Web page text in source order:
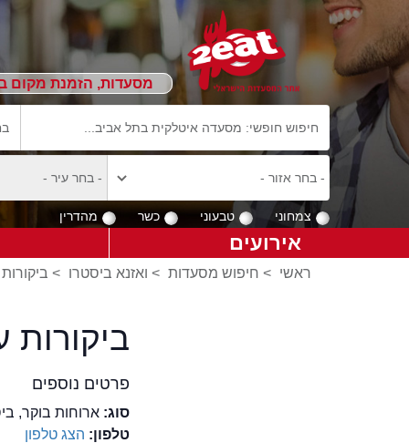
מסעדות, הזמנת מקום
צמחוני טבעוני כשר מהדרין
אירועים
ראשי > חיפוש מסעדות > ואזנא ביסטרו >
פרטים נוספים
סוג:ארוחות בוקר,
טלפון: הצג טלפון